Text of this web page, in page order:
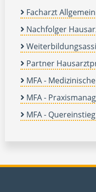
Facharzt
Nachfolger
Partner
MFA -
MFA -
MFA - Quereinstieg